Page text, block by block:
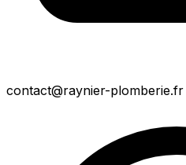
contact@raynier-plomberie.fr